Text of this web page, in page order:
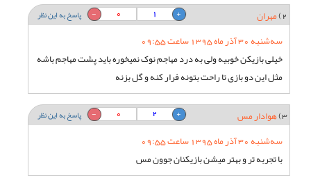
2) مهران پاسخ به این نظر 0
1
سه‌شنبه 30 آذر ماه 1395 ساعت 09:55
خیلی بازیکن خوبیه ولی به درد مهاجم نوک نمیخوره باید پشت مهاجم باشه
مثل این دو بازی تا راحت بتونه فرار کنه و گل بزنه
3) هوادار مس پاسخ به این نظر 0
2
سه‌شنبه 30 آذر ماه 1395 ساعت 09:55
با تجربه تر و بهتر میشن بازیکنان جوون مس